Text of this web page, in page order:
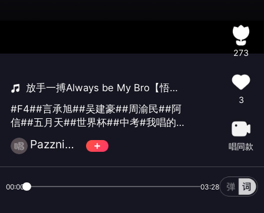
放手一搏Always be My Bro【悟空呢~】
#F4##言承旭##吴建豪##周渝民##阿
信##五月天##世界杯##中考#我唱的这
首歌打败了全国100%的人，快来听听
吧。
Pazzni☄️萬♾️歌
273
3
唱同款
00:00 03:28